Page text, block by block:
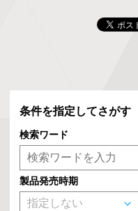
条件を指定してさがす
検索ワード
製品発売時期